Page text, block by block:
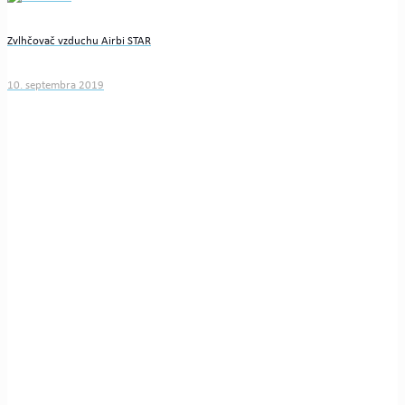
Zvlhčovač vzduchu Airbi STAR
10. septembra 2019